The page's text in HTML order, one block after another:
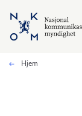
Hopp til
Hjem